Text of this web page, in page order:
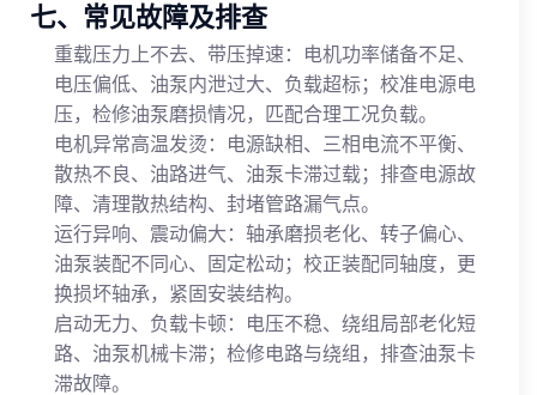
七、常见故障及排查
重载压力上不去、带压掉速：电机功率储备不足、
电压偏低、油泵内泄过大、负载超标；校准电源电
压，检修油泵磨损情况，匹配合理工况负载。
电机异常高温发烫：电源缺相、三相电流不平衡、
散热不良、油路进气、油泵卡滞过载；排查电源故
障、清理散热结构、封堵管路漏气点。
运行异响、震动偏大：轴承磨损老化、转子偏心、
油泵装配不同心、固定松动；校正装配同轴度，更
换损坏轴承，紧固安装结构。
启动无力、负载卡顿：电压不稳、绕组局部老化短
路、油泵机械卡滞；检修电路与绕组，排查油泵卡
滞故障。